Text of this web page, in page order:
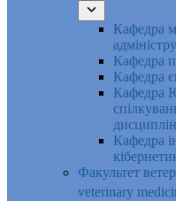
Кафедра
Кафедра
Кафедра
Кафедра
дисциплін
Кафедра
Факультет
veterinary